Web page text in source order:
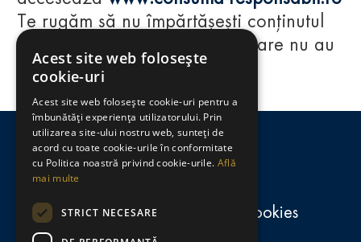
Regulamente
consumă-responsabil.ro
Politica de confidențialitate și cookies
Te rugăm să nu împărtășești conținutul
acestui website cu persoane care nu au
împlinit vârsta de 18 ani.
Acest site web folosește
cookie-uri
Acest site web folosește cookie-uri pentru a
îmbunătăți experiența utilizatorului. Prin
utilizarea site-ului nostru web, sunteți de
acord cu toate cookie-urile în conformitate
cu Politica noastră privind cookie-urile. Află
mai multe
STRICT NECESARE